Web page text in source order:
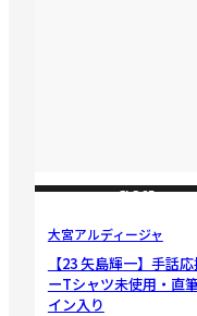
CLOSE
大宮アルディージャ
【23 矢島輝一】手話
ーTシャツ未使用・直
イン入り